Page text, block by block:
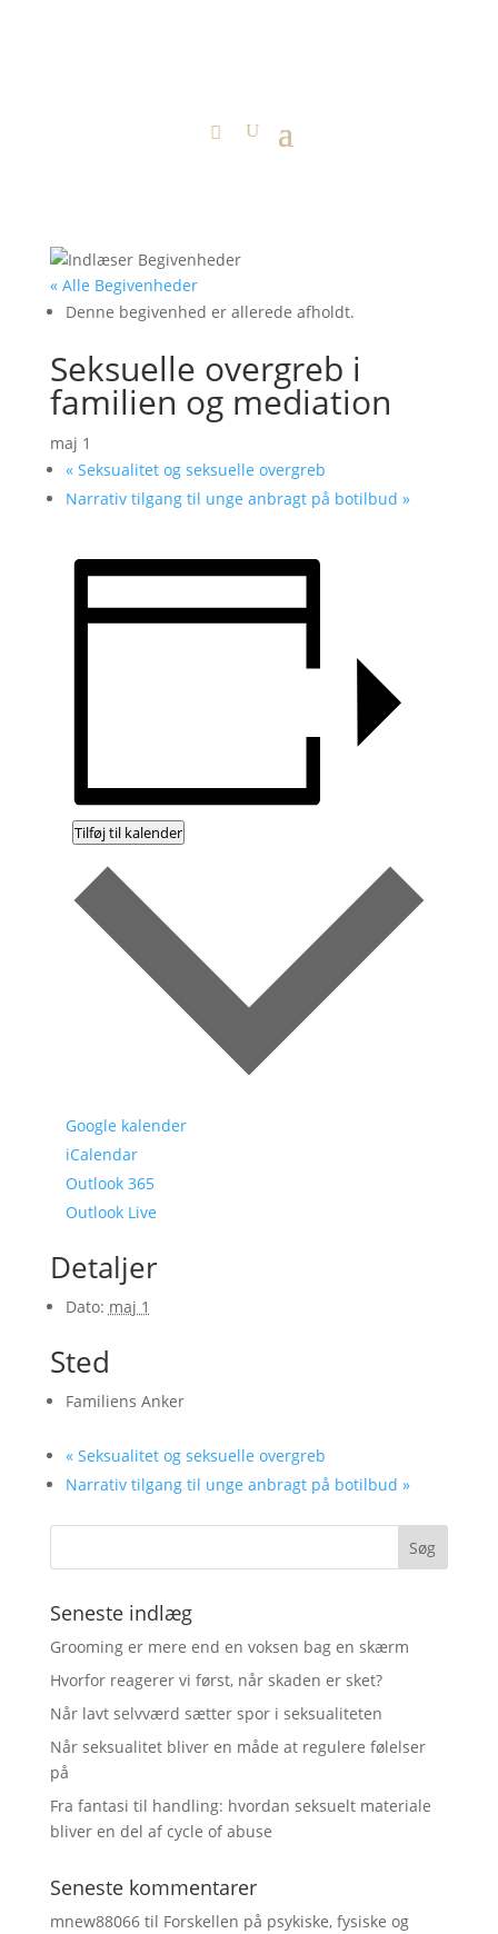
« Alle Begivenheder
Denne begivenhed er allerede afholdt.
Seksuelle overgreb i
familien og mediation
maj 1
«Seksualitet og seksuelle overgreb
Narrativ tilgang til unge anbragt på botilbud »
Tilføj til kalender
Google kalender
iCalendar
Outlook 365
Outlook Live
Detaljer
Dato: maj 1
Sted
Familiens Anker
«Seksualitet og seksuelle overgreb
Narrativ tilgang til unge anbragt på botilbud »
Seneste indlæg
Grooming er mere end en voksen bag en skærm
Hvorfor reagerer vi først, når skaden er sket?
Når lavt selvværd sætter spor i seksualiteten
Når seksualitet bliver en måde at regulere følelser
på
Fra fantasi til handling: hvordan seksuelt materiale
bliver en del af cycle of abuse
Seneste kommentarer
mnew88066til Forskellen på psykiske, fysiske og